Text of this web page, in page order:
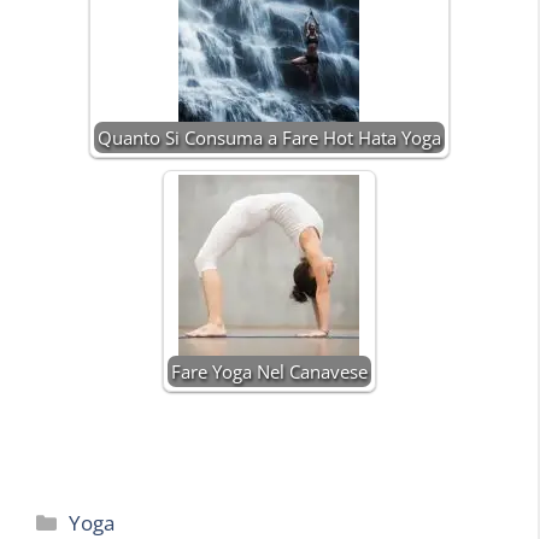
Quanto Si Consuma a Fare Hot Hata Yoga
Fare Yoga Nel Canavese
Categorie
Yoga